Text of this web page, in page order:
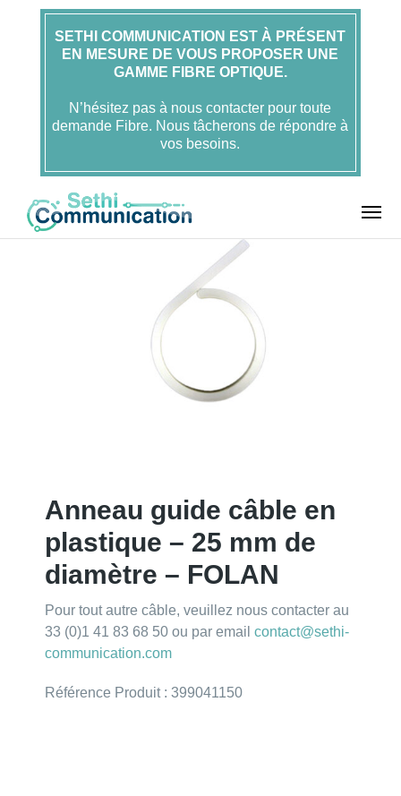
SETHI COMMUNICATION EST À PRÉSENT
EN MESURE DE VOUS PROPOSER UNE
GAMME FIBRE OPTIQUE.
N’hésitez pas à nous contacter pour toute
demande Fibre. Nous tâcherons de répondre à
vos besoins.
Anneaux guide
Anneau guide câble en plastique
Anneau guide câble en
plastique – 25 mm de
diamètre – FOLAN
Pour tout autre câble, veuillez nous contacter au
33 (0)1 41 83 68 50 ou par emailcontact@sethi-
communication.com
Référence Produit : 399041150